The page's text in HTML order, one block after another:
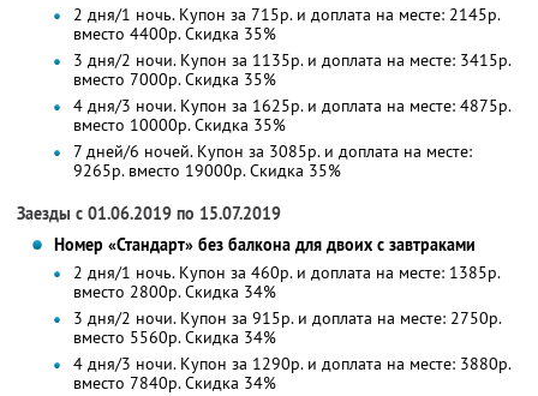
2 дня/1 ночь. Купон за 715р. и доплата на месте: 2145р.
вместо 4400р.Скидка 35%
3 дня/2 ночи. Купон за 1135р. и доплата на месте: 3415р.
вместо 7000р.Скидка 35%
4 дня/3 ночи. Купон за 1625р. и доплата на месте: 4875р.
вместо 10000р. Скидка 35%
7 дней/6 ночей. Купон за 3085р. и доплата на месте:
9265р. вместо 19000р. Скидка 35%
Заезды с 01.06.2019 по 15.07.2019
Номер «Стандарт» без балкона для двоих с завтраками
2 дня/1 ночь. Купон за 460р. и доплата на месте: 1385р.
вместо 2800р.Скидка 34%
3 дня/2 ночи. Купон за 915р. и доплата на месте: 2750р.
вместо 5560р.Скидка 34%
4 дня/3 ночи. Купон за 1290р. и доплата на месте: 3880р.
вместо 7840р.Скидка 34%